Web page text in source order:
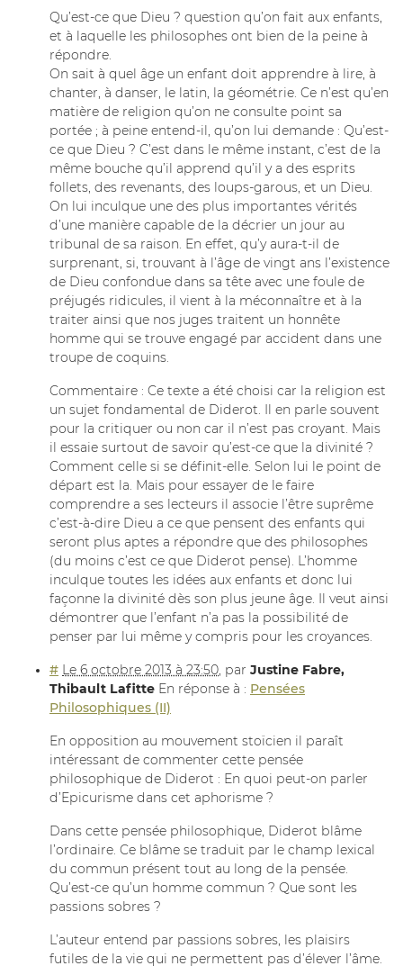
Qu’est-ce que Dieu ? question qu’on fait aux enfants,
et à laquelle les philosophes ont bien de la peine à
répondre.
On sait à quel âge un enfant doit apprendre à lire, à
chanter, à danser, le latin, la géométrie. Ce n’est qu’en
matière de religion qu’on ne consulte point sa
portée ; à peine entend-il, qu’on lui demande : Qu’est-
ce que Dieu ? C’est dans le même instant, c’est de la
même bouche qu’il apprend qu’il y a des esprits
follets, des revenants, des loups-garous, et un Dieu.
On lui inculque une des plus importantes vérités
d’une manière capable de la décrier un jour au
tribunal de sa raison. En effet, qu’y aura-t-il de
surprenant, si, trouvant à l’âge de vingt ans l’existence
de Dieu confondue dans sa tête avec une foule de
préjugés ridicules, il vient à la méconnaître et à la
traiter ainsi que nos juges traitent un honnête
homme qui se trouve engagé par accident dans une
troupe de coquins.
Commentaire : Ce texte a été choisi car la religion est
un sujet fondamental de Diderot. Il en parle souvent
pour la critiquer ou non car il n’est pas croyant. Mais
il essaie surtout de savoir qu’est-ce que la divinité ?
Comment celle si se définit-elle. Selon lui le point de
départ est la. Mais pour essayer de le faire
comprendre a ses lecteurs il associe l’être suprême
c’est-à-dire Dieu a ce que pensent des enfants qui
seront plus aptes a répondre que des philosophes
(du moins c’est ce que Diderot pense). L’homme
inculque toutes les idées aux enfants et donc lui
façonne la divinité dès son plus jeune âge. Il veut ainsi
démontrer que l’enfant n’a pas la possibilité de
penser par lui même y compris pour les croyances.
# Le 6 octobre 2013 à 23:50, par Justine Fabre,
Thibault Lafitte En réponse à : Pensées
Philosophiques (II)
En opposition au mouvement stoïcien il paraît
intéressant de commenter cette pensée
philosophique de Diderot : En quoi peut-on parler
d’Epicurisme dans cet aphorisme ?
Dans cette pensée philosophique, Diderot blâme
l’ordinaire. Ce blâme se traduit par le champ lexical
du commun présent tout au long de la pensée.
Qu’est-ce qu’un homme commun ? Que sont les
passions sobres ?
L’auteur entend par passions sobres, les plaisirs
futiles de la vie qui ne permettent pas d’élever l’âme.